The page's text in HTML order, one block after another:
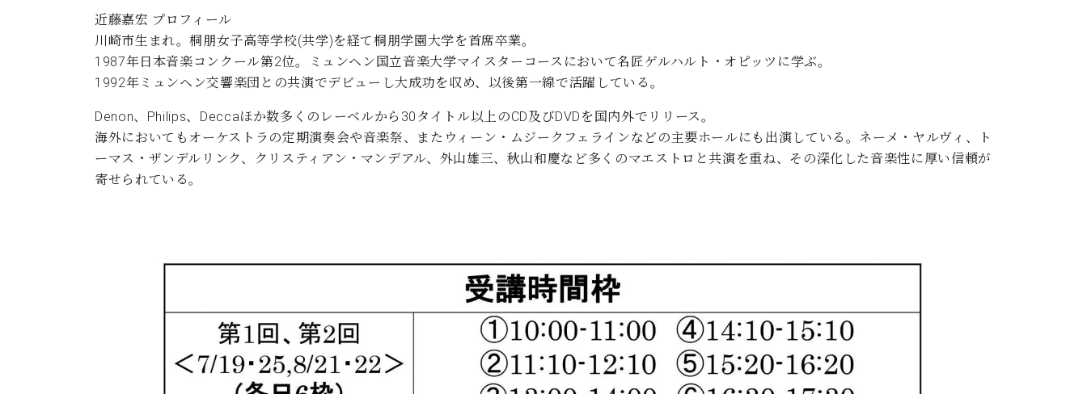
近藤嘉宏 プロフィール
川崎市生まれ。桐朋女子高等学校(共学)を経て桐朋学園大学を首席卒業。
1987年日本音楽コンクール第2位。ミュンヘン国立音楽大学マイスターコースにおいて名匠ゲルハルト・オピッツに学ぶ。
1992年ミュンヘン交響楽団との共演でデビューし大成功を収め、以後第一線で活躍している。
Denon、Philips、Deccaほか数多くのレーベルから30タイトル以上のCD及びDVDを国内外でリリース。
海外においてもオーケストラの定期演奏会や音楽祭、またウィーン・ムジークフェラインなどの主要ホールにも出演している。ネーメ・ヤルヴィ、ト
ーマス・ザンデルリンク、クリスティアン・マンデアル、外山雄三、秋山和慶など多くのマエストロと共演を重ね、その深化した音楽性に厚い信頼が
寄せられている。